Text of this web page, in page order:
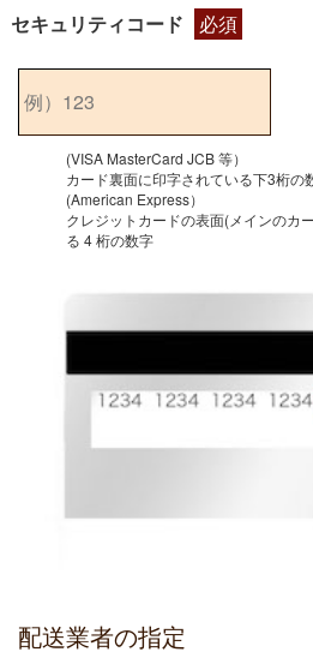
セキュリティコード 必須
(VISA MasterCard JCB 等）
カード裏面に印字されている下3桁の
(American Express）
クレジットカードの表面(メインのカ
る 4 桁の数字
配送業者の指定